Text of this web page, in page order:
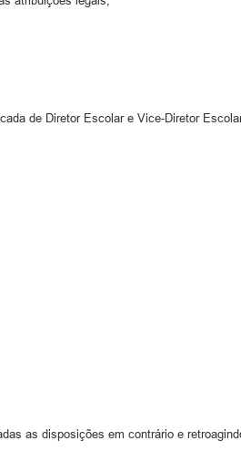
de Diretor Escolar e Vice-Diretor
as disposições em contrário e